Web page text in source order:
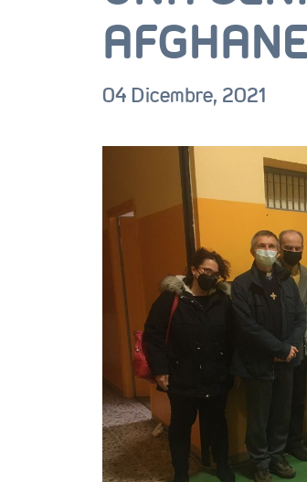
AFGHANE
04 Dicembre, 2021